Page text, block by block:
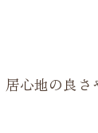
心地の良さ